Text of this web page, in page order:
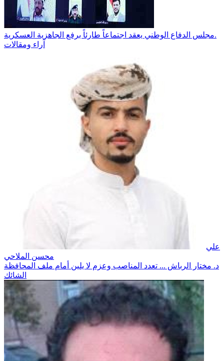
مجلس الدفاع الوطني يعقد اجتماعاً طارئاً برفع الجاهزية العسكرية.
آراء ومقالات
علي
محسن الملاحي
د. مختار الرباش ... تعدد المناصب وعزم لا يلين أمام ملف المحافظة
الشائك